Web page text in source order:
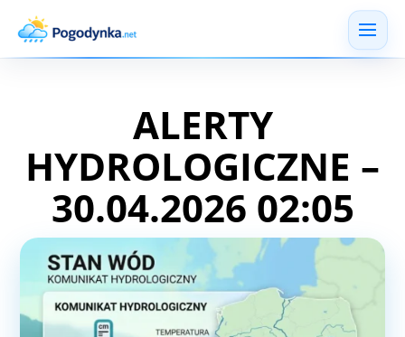
ALERTY
HYDROLOGICZNE –
30.04.2026 02:05